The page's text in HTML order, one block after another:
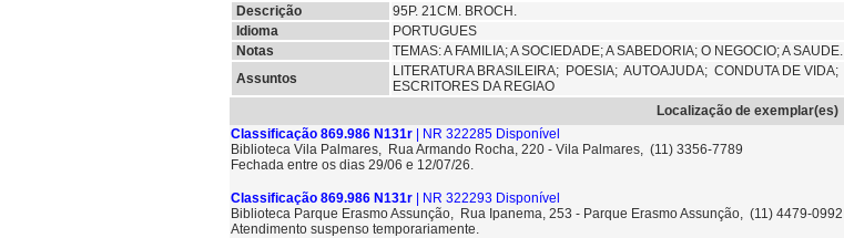
Descrição
95P. 21CM. BROCH.
Idioma
PORTUGUES
Notas
TEMAS: A FAMILIA; A SOCIEDADE; A SABEDORIA; O NEGOCIO; A SAUDE.
Assuntos
LITERATURA BRASILEIRA; POESIA; AUTOAJUDA; CONDUTA DE VIDA;
ESCRITORES DA REGIAO
Localização de exemplar(es)
Classificação 869.986 N131r | NR 322285 Disponível
Biblioteca Vila Palmares, Rua Armando Rocha, 220 - Vila Palmares, (11) 3356-7789
Fechada entre os dias 29/06 e 12/07/26.
Classificação 869.986 N131r | NR 322293 Disponível
Biblioteca Parque Erasmo Assunção, Rua Ipanema, 253 - Parque Erasmo Assunção, (11) 4479-0992
Atendimento suspenso temporariamente.